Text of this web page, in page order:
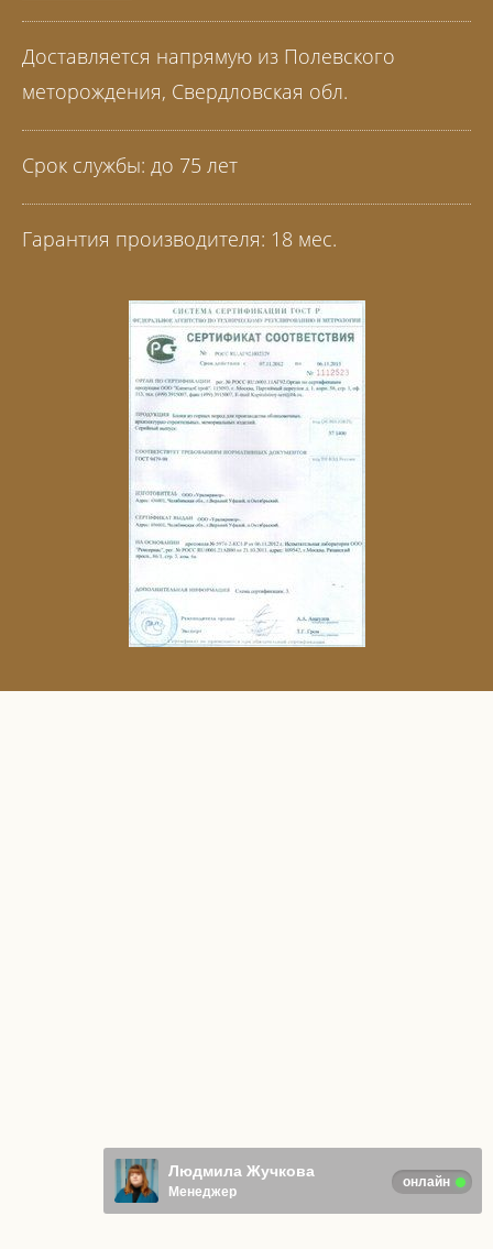
Доставляется напрямую из Полевского
меторождения, Свердловская обл.
Срок службы: до 75 лет
Гарантия производителя: 18 мес.
Людмила Жучкова
онлайн
Менеджер